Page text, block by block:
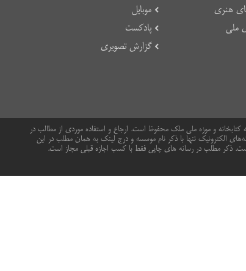
هنری
ملی
موبایل
پادکست
گزارش تصویری
و موزه ملی ملک محفوظ است. ارجاع و استفاده موردی از مطالب در
الکترونیک تنها با ذکر نام موسسه و درج لینک به همان مطلب در این
ذکر مطلب در رسانه های چاپی فقط با کسب اجازه قبلی مجاز است.